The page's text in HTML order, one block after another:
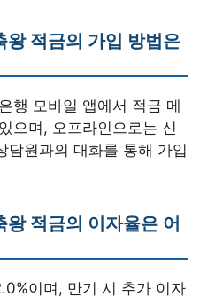
적금의 가입 방법은
행 모바일 앱에서 적금 메
으며, 오프라인으로는 신
담원과의 대화를 통해 가입
적금의 이자율은 어
이며, 만기 시 추가 이자